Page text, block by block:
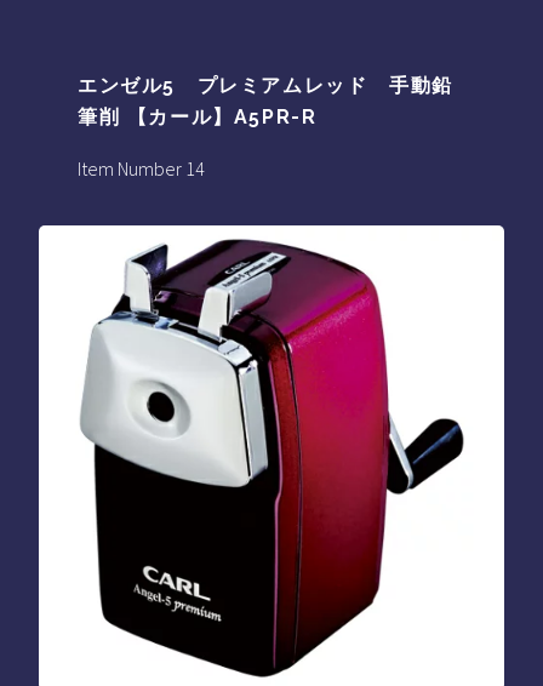
エンゼル5 プレミアムレッド 手動鉛
筆削 【カール】A5PR-R
Item Number 14